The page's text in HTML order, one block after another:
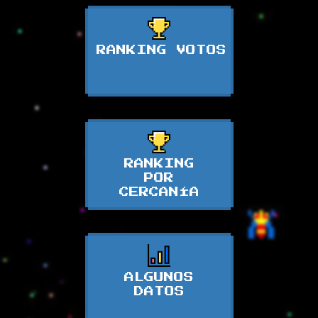
RANKING VOTOS
RANKING
POR
CERCANÍA
ALGUNOS
DATOS